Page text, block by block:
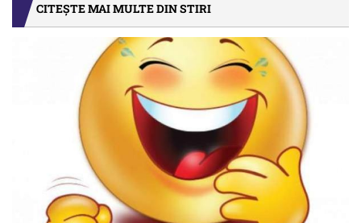
CITEȘTE MAI MULTE DIN STIRI